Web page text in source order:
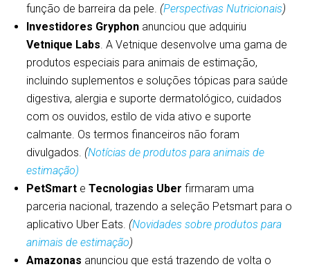
função de barreira da pele. (Perspectivas Nutricionais)
Investidores Gryphon anunciou que adquiriu
Vetnique Labs. A Vetnique desenvolve uma gama de
produtos especiais para animais de estimação,
incluindo suplementos e soluções tópicas para saúde
digestiva, alergia e suporte dermatológico, cuidados
com os ouvidos, estilo de vida ativo e suporte
calmante. Os termos financeiros não foram
divulgados. (Notícias de produtos para animais de
estimação)
PetSmart eTecnologias Uberfirmaram uma
parceria nacional, trazendo a seleção Petsmart para o
aplicativo Uber Eats. (Novidades sobre produtos para
animais de estimação)
Amazonas anunciou que está trazendo de volta o